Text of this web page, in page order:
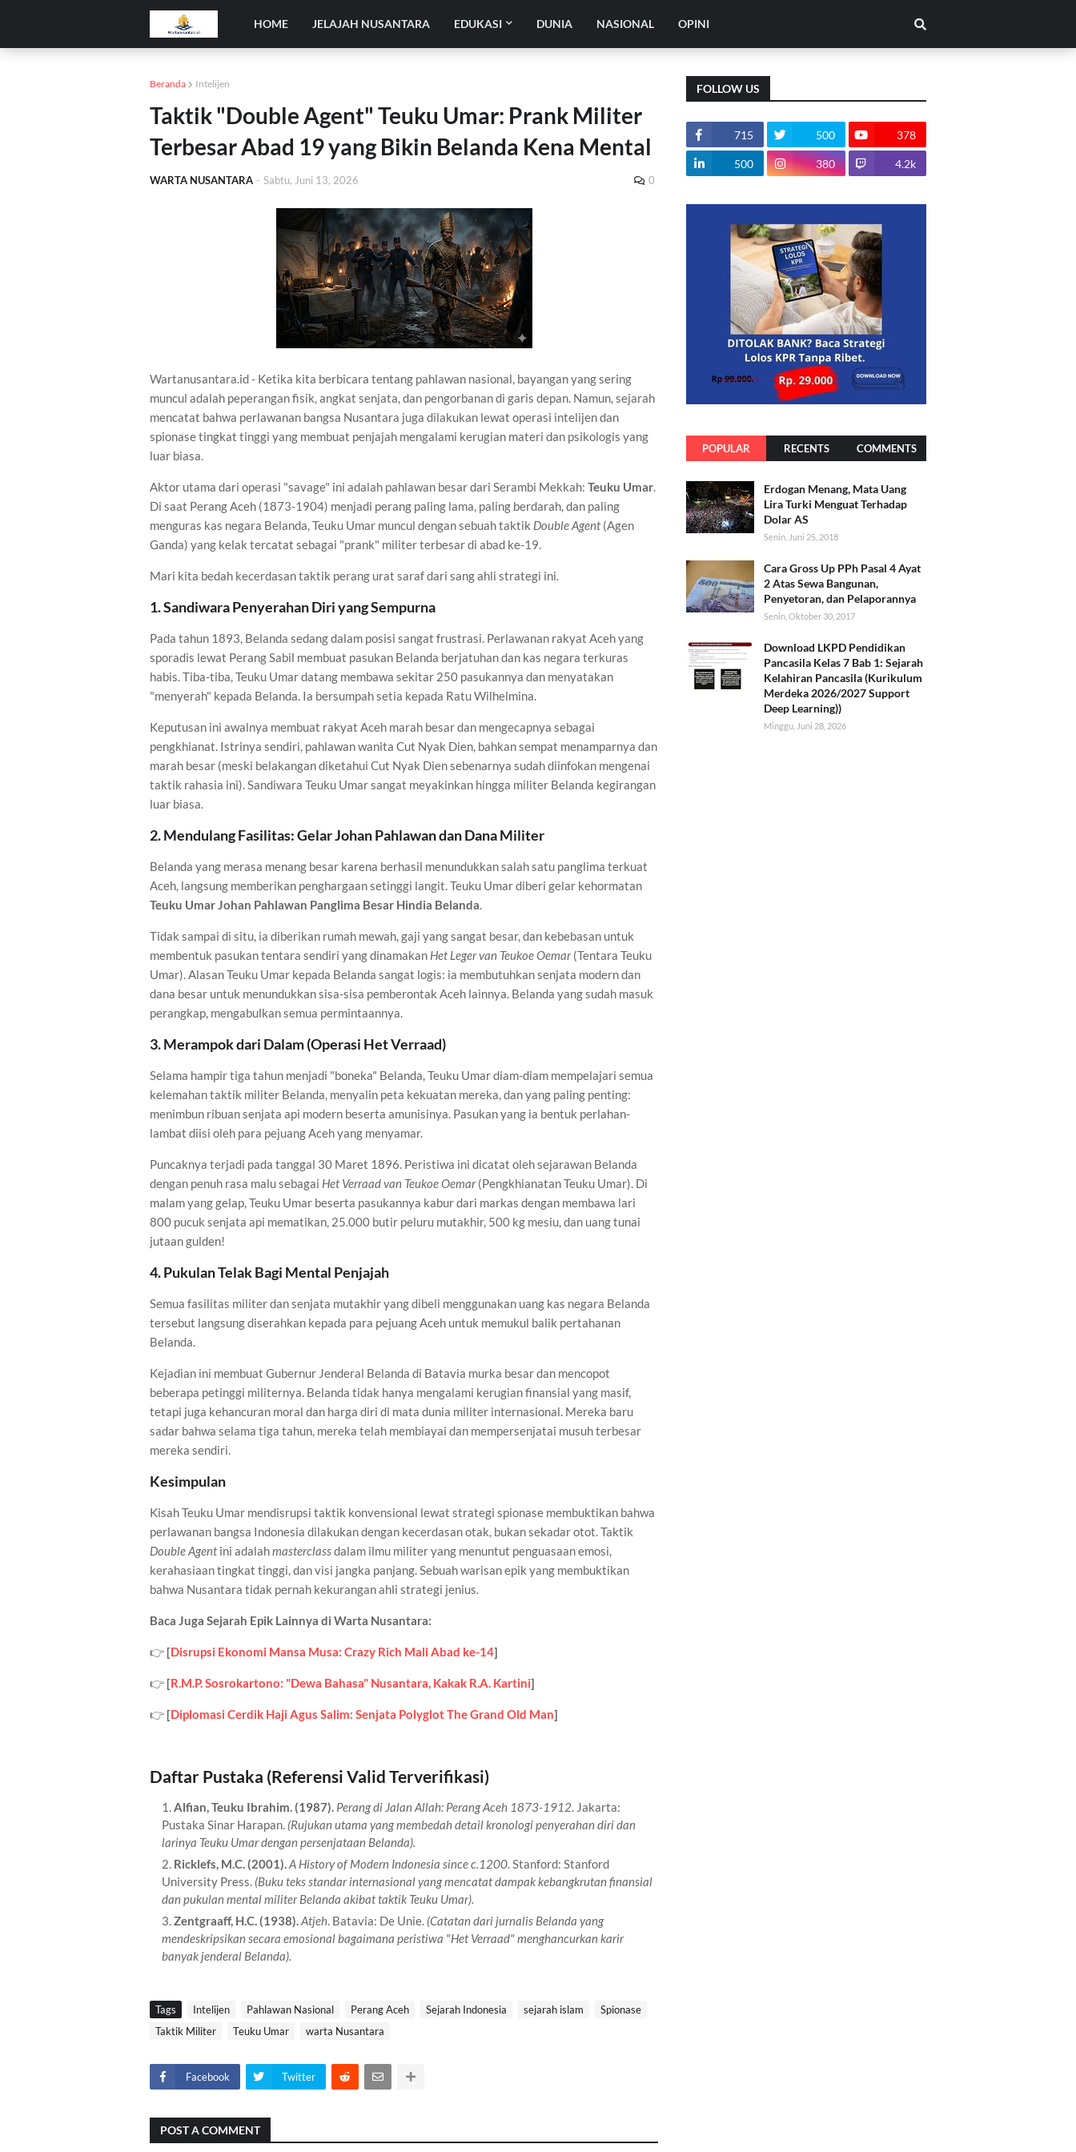
HOME JELAJAH NUSANTARA EDUKASI DUNIA NASIONAL OPINI
Beranda Intelijen
Taktik "Double Agent" Teuku Umar: Prank Militer
Terbesar Abad 19 yang Bikin Belanda Kena Mental
WARTA NUSANTARA - Sabtu, Juni 13, 2026 0
Wartanusantara.id - Ketika kita berbicara tentang pahlawan nasional, bayangan yang sering
muncul adalah peperangan fisik, angkat senjata, dan pengorbanan di garis depan. Namun, sejarah
mencatat bahwa perlawanan bangsa Nusantara juga dilakukan lewat operasi intelijen dan
spionase tingkat tinggi yang membuat penjajah mengalami kerugian materi dan psikologis yang
luar biasa.
Aktor utama dari operasi "savage" ini adalah pahlawan besar dari Serambi Mekkah: Teuku Umar.
Di saat Perang Aceh (1873-1904) menjadi perang paling lama, paling berdarah, dan paling
menguras kas negara Belanda, Teuku Umar muncul dengan sebuah taktik Double Agent (Agen
Ganda) yang kelak tercatat sebagai "prank" militer terbesar di abad ke-19.
Mari kita bedah kecerdasan taktik perang urat saraf dari sang ahli strategi ini.
1. Sandiwara Penyerahan Diri yang Sempurna
Pada tahun 1893, Belanda sedang dalam posisi sangat frustrasi. Perlawanan rakyat Aceh yang
sporadis lewat Perang Sabil membuat pasukan Belanda berjatuhan dan kas negara terkuras
habis. Tiba-tiba, Teuku Umar datang membawa sekitar 250 pasukannya dan menyatakan
"menyerah" kepada Belanda. Ia bersumpah setia kepada Ratu Wilhelmina.
Keputusan ini awalnya membuat rakyat Aceh marah besar dan mengecapnya sebagai
pengkhianat. Istrinya sendiri, pahlawan wanita Cut Nyak Dien, bahkan sempat menamparnya dan
marah besar (meski belakangan diketahui Cut Nyak Dien sebenarnya sudah diinfokan mengenai
taktik rahasia ini). Sandiwara Teuku Umar sangat meyakinkan hingga militer Belanda kegirangan
luar biasa.
2. Mendulang Fasilitas: Gelar Johan Pahlawan dan Dana Militer
Belanda yang merasa menang besar karena berhasil menundukkan salah satu panglima terkuat
Aceh, langsung memberikan penghargaan setinggi langit. Teuku Umar diberi gelar kehormatan
Teuku Umar Johan Pahlawan Panglima Besar Hindia Belanda.
Tidak sampai di situ, ia diberikan rumah mewah, gaji yang sangat besar, dan kebebasan untuk
membentuk pasukan tentara sendiri yang dinamakan Het Leger van Teukoe Oemar(Tentara Teuku
Umar). Alasan Teuku Umar kepada Belanda sangat logis: ia membutuhkan senjata modern dan
dana besar untuk menundukkan sisa-sisa pemberontak Aceh lainnya. Belanda yang sudah masuk
perangkap, mengabulkan semua permintaannya.
3. Merampok dari Dalam (Operasi Het Verraad)
Selama hampir tiga tahun menjadi "boneka" Belanda, Teuku Umar diam-diam mempelajari semua
kelemahan taktik militer Belanda, menyalin peta kekuatan mereka, dan yang paling penting:
menimbun ribuan senjata api modern beserta amunisinya. Pasukan yang ia bentuk perlahan-
lambat diisi oleh para pejuang Aceh yang menyamar.
Puncaknya terjadi pada tanggal 30 Maret 1896. Peristiwa ini dicatat oleh sejarawan Belanda
dengan penuh rasa malu sebagai Het Verraad van Teukoe Oemar(Pengkhianatan Teuku Umar). Di
malam yang gelap, Teuku Umar beserta pasukannya kabur dari markas dengan membawa lari
800 pucuk senjata api mematikan, 25.000 butir peluru mutakhir, 500 kg mesiu, dan uang tunai
jutaan gulden!
4. Pukulan Telak Bagi Mental Penjajah
Semua fasilitas militer dan senjata mutakhir yang dibeli menggunakan uang kas negara Belanda
tersebut langsung diserahkan kepada para pejuang Aceh untuk memukul balik pertahanan
Belanda.
Kejadian ini membuat Gubernur Jenderal Belanda di Batavia murka besar dan mencopot
beberapa petinggi militernya. Belanda tidak hanya mengalami kerugian finansial yang masif,
tetapi juga kehancuran moral dan harga diri di mata dunia militer internasional. Mereka baru
sadar bahwa selama tiga tahun, mereka telah membiayai dan mempersenjatai musuh terbesar
mereka sendiri.
Kesimpulan
Kisah Teuku Umar mendisrupsi taktik konvensional lewat strategi spionase membuktikan bahwa
perlawanan bangsa Indonesia dilakukan dengan kecerdasan otak, bukan sekadar otot. Taktik
Double Agent ini adalahmasterclassdalam ilmu militer yang menuntut penguasaan emosi,
kerahasiaan tingkat tinggi, dan visi jangka panjang. Sebuah warisan epik yang membuktikan
bahwa Nusantara tidak pernah kekurangan ahli strategi jenius.
Baca Juga Sejarah Epik Lainnya di Warta Nusantara:
👉 [Disrupsi Ekonomi Mansa Musa: Crazy Rich Mali Abad ke-14]
👉 [R.M.P. Sosrokartono: "Dewa Bahasa" Nusantara, Kakak R.A. Kartini]
👉 [Diplomasi Cerdik Haji Agus Salim: Senjata Polyglot The Grand Old Man]
Daftar Pustaka (Referensi Valid Terverifikasi)
Alfian, Teuku Ibrahim.(1987). Perang di Jalan Allah: Perang Aceh 1873-1912. Jakarta:
Pustaka Sinar Harapan. (Rujukan utama yang membedah detail kronologi penyerahan diri dan
larinya Teuku Umar dengan persenjataan Belanda).
Ricklefs, M.C.(2001).A History of Modern Indonesia since c.1200. Stanford: Stanford
University Press. (Buku teks standar internasional yang mencatat dampak kebangkrutan finansial
dan pukulan mental militer Belanda akibat taktik Teuku Umar).
Zentgraaff, H.C.(1938).Atjeh. Batavia: De Unie. (Catatan dari jurnalis Belanda yang
mendeskripsikan secara emosional bagaimana peristiwa "Het Verraad" menghancurkan karir
banyak jenderal Belanda).
Tags Intelijen Pahlawan Nasional Perang Aceh Sejarah Indonesia sejarah islam
Spionase
Taktik Militer
Teuku Umar warta Nusantara
Facebook Twitter
POST A COMMENT
FOLLOW US
715 500 378
500 380 4.2k
POPULAR RECENTS COMMENTS
Erdogan Menang, Mata Uang
Lira Turki Menguat Terhadap
Dolar AS
Senin, Juni 25, 2018
Cara Gross Up PPh Pasal 4 Ayat
2 Atas Sewa Bangunan,
Penyetoran, dan Pelaporannya
Senin, Oktober 30, 2017
Download LKPD Pendidikan
Pancasila Kelas 7 Bab 1: Sejarah
Kelahiran Pancasila (Kurikulum
Merdeka 2026/2027 Support
Deep Learning))
Minggu, Juni 28, 2026